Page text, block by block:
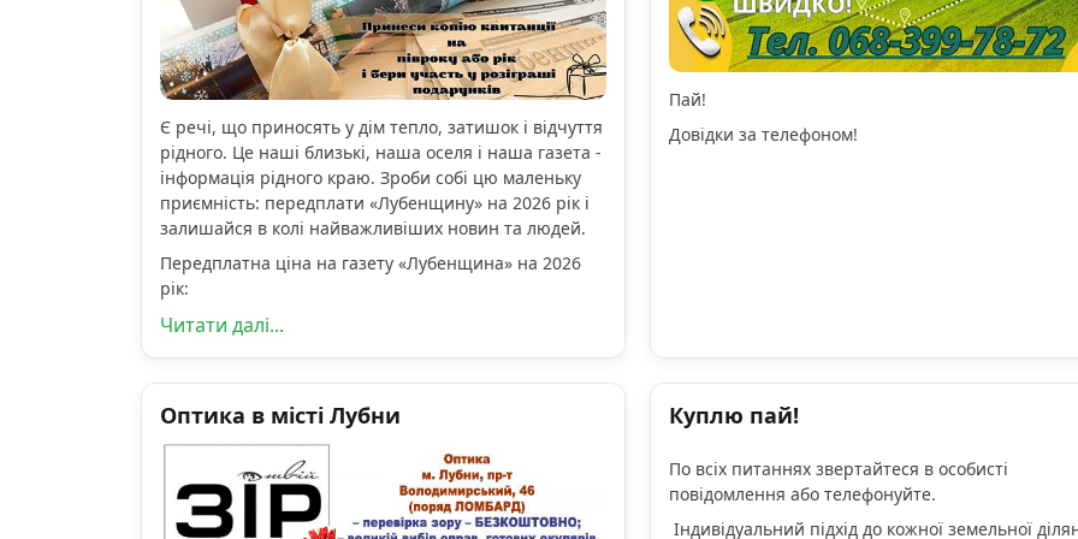
Є речі, що приносять у дім тепло, затишок і відчуття
рідного. Це наші близькі, наша оселя і наша газета -
інформація рідного краю. Зроби собі цю маленьку
приємність: передплати «Лубенщину» на 2026 рік і
залишайся в колі найважливіших новин та людей.
Передплатна ціна на газету «Лубенщина» на 2026
рік:
Читати далі...
Пай!
Довідки за телефоном!
Оптика в місті Лубни Куплю пай!
По всіх питаннях звертайтеся в особисті
повідомлення або телефонуйте.
Індивідуальний підхід до кожної земельної